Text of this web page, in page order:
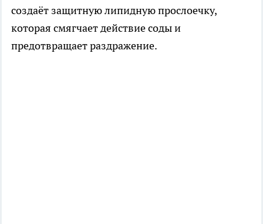
создаёт защитную липидную прослоечку,
которая смягчает действие соды и
предотвращает раздражение.